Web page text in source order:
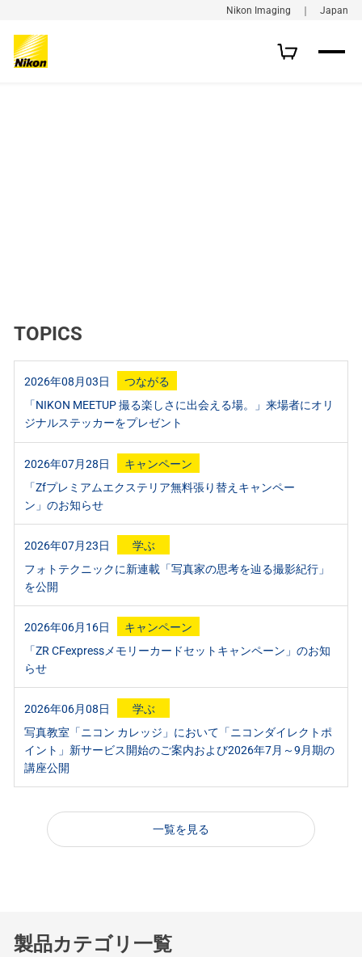
Nikon Imaging ｜ Japan
TOPICS
2026年08月03日
つながる
「NIKON MEETUP 撮る楽しさに出会える場。」来場者にオリ
ジナルステッカーをプレゼント
2026年07月28日
キャンペーン
「Zfプレミアムエクステリア無料張り替えキャンペー
ン」のお知らせ
2026年07月23日
学ぶ
フォトテクニックに新連載「写真家の思考を辿る撮影紀行」
を公開
2026年06月16日
キャンペーン
「ZR CFexpressメモリーカードセットキャンペーン」のお知
らせ
2026年06月08日
学ぶ
写真教室「ニコン カレッジ」において「ニコンダイレクトポ
イント」新サービス開始のご案内および2026年7月～9月期の
講座公開
一覧を見る
製品カテゴリ一覧